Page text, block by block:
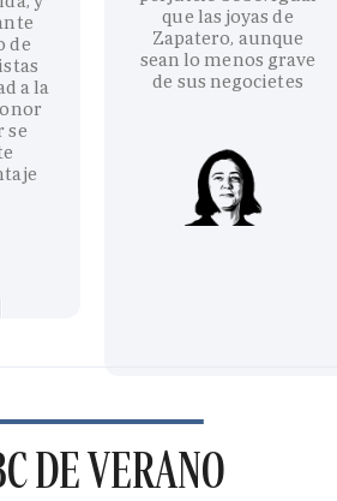
de
a la
se
que las joyas de
Zapatero, aunque
sean lo menos grave
de sus negocietes
DE VERANO